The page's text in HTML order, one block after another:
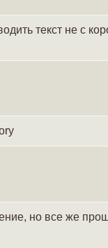
текст не с
но все же